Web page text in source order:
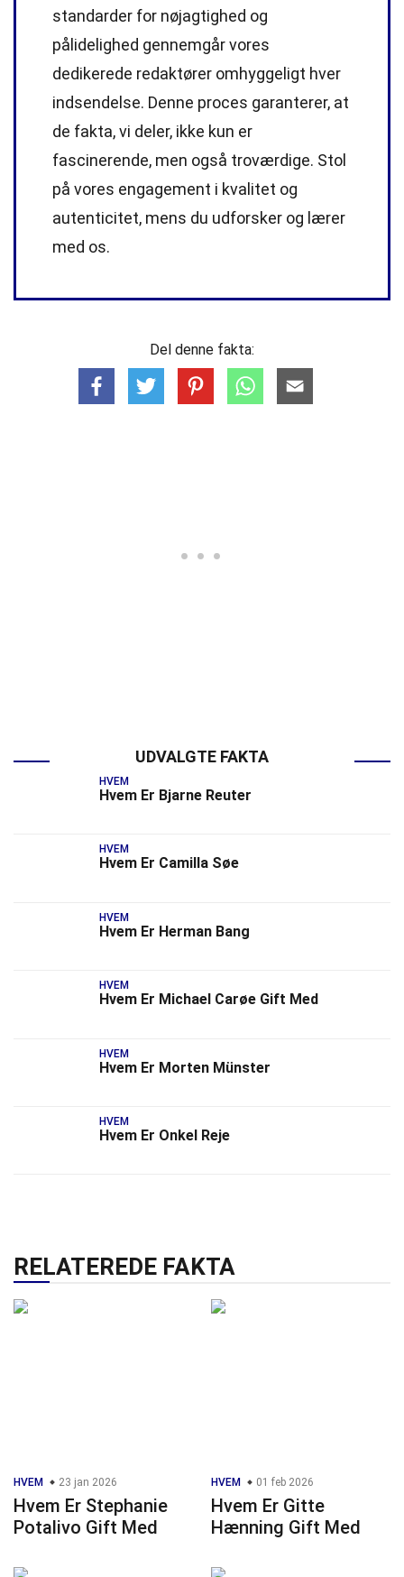
standarder for nøjagtighed og
pålidelighed gennemgår vores
dedikerede redaktører omhyggeligt hver
indsendelse. Denne proces garanterer, at
de fakta, vi deler, ikke kun er
fascinerende, men også troværdige. Stol
på vores engagement i kvalitet og
autenticitet, mens du udforsker og lærer
med os.
Del denne fakta:
UDVALGTE FAKTA
HVEM
Hvem Er Bjarne Reuter
HVEM
Hvem Er Camilla Søe
HVEM
Hvem Er Herman Bang
HVEM
Hvem Er Michael Carøe Gift Med
HVEM
Hvem Er Morten Münster
HVEM
Hvem Er Onkel Reje
RELATEREDE FAKTA
HVEM 23 jan 2026
Hvem Er Stephanie
Potalivo Gift Med
HVEM 01 feb 2026
Hvem Er Gitte
Hænning Gift Med